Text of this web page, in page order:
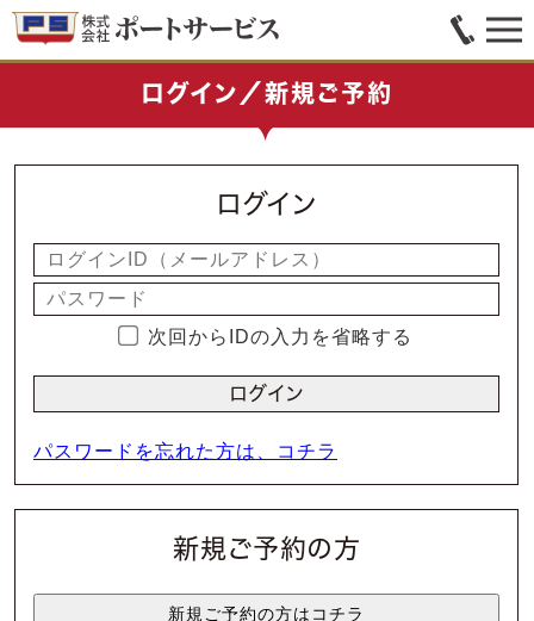
ログイン／新規ご予約
ログイン
次回からIDの入力を省略する
パスワードを忘れた方は、コチラ
新規ご予約の方